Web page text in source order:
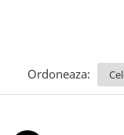
Ordoneaza: